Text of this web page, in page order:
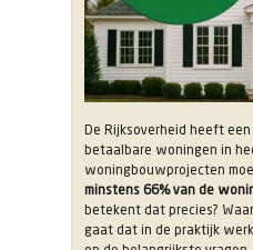
De Rijksoverheid heeft
betaalbare woningen in
woningbouwprojecten
minstens 66% van de
betekent dat precies?
gaat dat in de praktijk